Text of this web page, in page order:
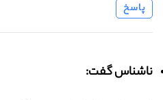
پاسخ
ناشناس گفت: